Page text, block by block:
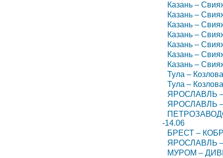
Казань –
Казань –
Казань –
Казань –
Казань –
Казань –
Казань –
Тула –
Тула –
ЯРОСЛАВЛЬ
ЯРОСЛАВЛЬ
-14.06
БРЕСТ –
ЯРОСЛАВЛЬ
МУРОМ –